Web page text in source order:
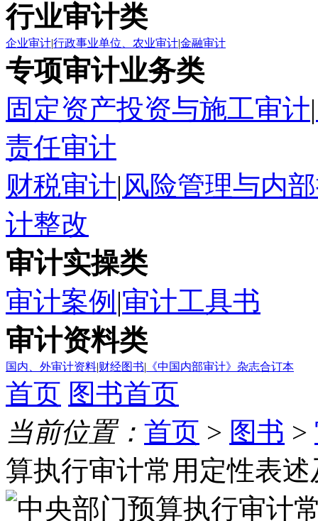
行业审计类
企业审计|行政事业单位、农业审计|金融审计
专项审计业务类
固定资产投资与施工审计|
责任审计
财税审计|风险管理与内
计整改
审计实操类
审计案例 |审计工具书
审计资料类
国内、外审计资料|财经图书| 《中国内部审计》杂志合订本
首页 图书首页
当前位置： 首页 > 图书 >
算执行审计常用定性表